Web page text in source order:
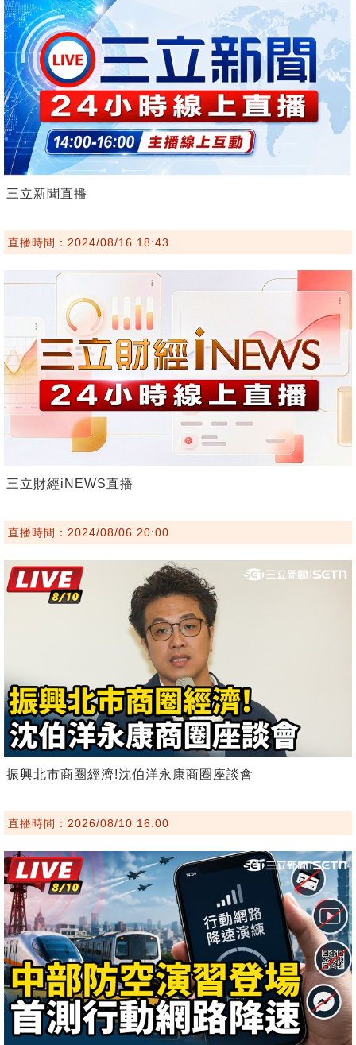
三立新聞直播
直播時間：2024/08/16 18:43
三立財經iNEWS直播
直播時間：2024/08/06 20:00
振興北市商圈經濟!沈伯洋永康商圈座談會
直播時間：2026/08/10 16:00